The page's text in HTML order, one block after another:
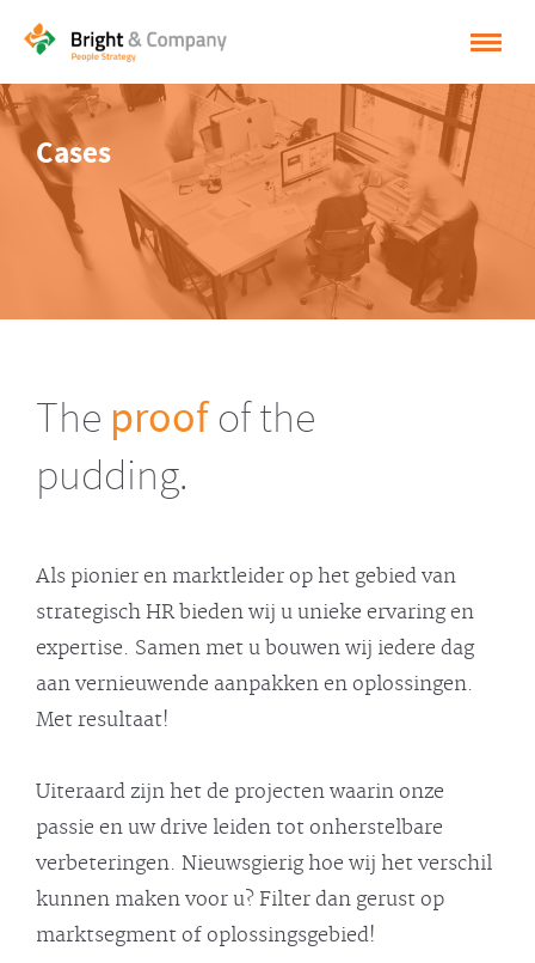
HOME
OPLOSSINGEN
INSPIRATIE
OVER BRIGHT & COMPANY
NEDERLANDS
Cases
The proofof the
pudding.
Als pionier en marktleider op het gebied van
strategisch HR bieden wij u unieke ervaring en
expertise. Samen met u bouwen wij iedere dag
aan vernieuwende aanpakken en oplossingen.
Met resultaat!
Uiteraard zijn het de projecten waarin onze
passie en uw drive leiden tot onherstelbare
verbeteringen. Nieuwsgierig hoe wij het verschil
kunnen maken voor u? Filter dan gerust op
marktsegment of oplossingsgebied!